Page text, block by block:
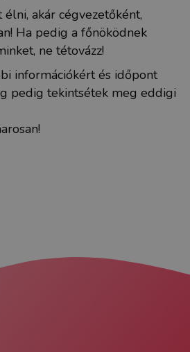
akár cégvezetőként,
Ha pedig a főnöködnek
ne tétovázz!
információkért és időpont
pedig tekintsétek meg eddigi